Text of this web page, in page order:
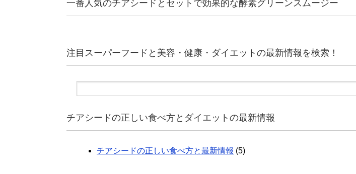
一番人気のチアシードとセットで効果的な酵素グリーンスムージー
注目スーパーフードと美容・健康・ダイエットの最新情報を検索！
チアシードの正しい食べ方とダイエットの最新情報
チアシードの正しい食べ方と最新情報 (5)